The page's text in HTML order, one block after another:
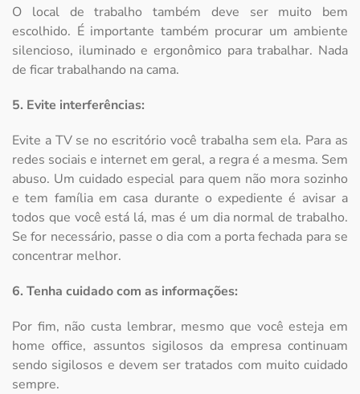
O local de trabalho também deve ser muito bem
escolhido. É importante também procurar um ambiente
silencioso, iluminado e ergonômico para trabalhar. Nada
de ficar trabalhando na cama.
5. Evite interferências:
Evite a TV se no escritório você trabalha sem ela. Para as
redes sociais e internet em geral, a regra é a mesma. Sem
abuso. Um cuidado especial para quem não mora sozinho
e tem família em casa durante o expediente é avisar a
todos que você está lá, mas é um dia normal de trabalho.
Se for necessário, passe o dia com a porta fechada para se
concentrar melhor.
6. Tenha cuidado com as informações:
Por fim, não custa lembrar, mesmo que você esteja em
home office, assuntos sigilosos da empresa continuam
sendo sigilosos e devem ser tratados com muito cuidado
sempre.